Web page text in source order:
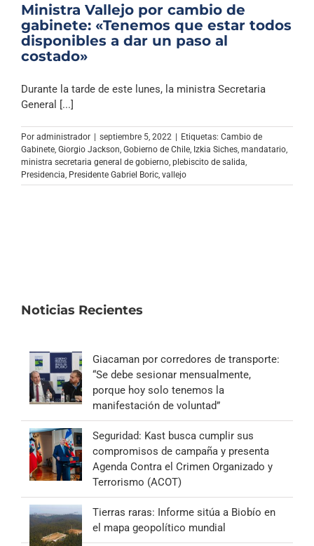
Ministra Vallejo por cambio de
gabinete: «Tenemos que estar todos
disponibles a dar un paso al
costado»
Durante la tarde de este lunes, la ministra Secretaria
General [...]
Por administrador | septiembre 5, 2022 | Etiquetas: Cambio de
Gabinete Giorgio Jackson Gobierno de Chile Izkia Siches mandatario
ministra secretaria general de gobierno plebiscito de salida
Presidencia Presidente Gabriel Boric vallejo
Noticias Recientes
Giacaman por corredores de transporte:
“Se debe sesionar mensualmente,
porque hoy solo tenemos la
manifestación de voluntad”
Seguridad: Kast busca cumplir sus
compromisos de campaña y presenta
Agenda Contra el Crimen Organizado y
Terrorismo (ACOT)
Tierras raras: Informe sitúa a Biobío en
el mapa geopolítico mundial